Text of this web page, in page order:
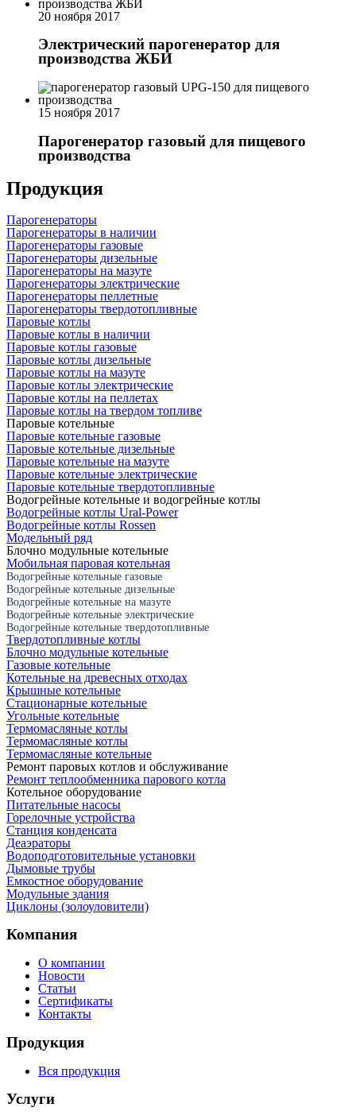
20 ноября 2017
Электрический парогенератор для
производства ЖБИ
15 ноября 2017
Парогенератор газовый для пищевого
производства
Продукция
Парогенераторы
Парогенераторы в наличии
Парогенераторы газовые
Парогенераторы дизельные
Парогенераторы на мазуте
Парогенераторы электрические
Парогенераторы пеллетные
Парогенераторы твердотопливные
Паровые котлы
Паровые котлы в наличии
Паровые котлы газовые
Паровые котлы дизельные
Паровые котлы на мазуте
Паровые котлы электрические
Паровые котлы на пеллетах
Паровые котлы на твердом топливе
Паровые котельные
Паровые котельные газовые
Паровые котельные дизельные
Паровые котельные на мазуте
Паровые котельные электрические
Паровые котельные твердотопливные
Водогрейные котельные и водогрейные котлы
Водогрейные котлы Ural-Power
Водогрейные котлы Rossen
Модельный ряд
Блочно модульные котельные
Мобильная паровая котельная
Водогрейные котельные газовые
Водогрейные котельные дизельные
Водогрейные котельные на мазуте
Водогрейные котельные электрические
Водогрейные котельные твердотопливные
Твердотопливные котлы
Блочно модульные котельные
Газовые котельные
Котельные на древесных отходах
Крышные котельные
Стационарные котельные
Угольные котельные
Термомасляные котлы
Термомасляные котлы
Термомасляные котельные
Ремонт паровых котлов и обслуживание
Ремонт теплообменника парового котла
Котельное оборудование
Питательные насосы
Горелочные устройства
Станция конденсата
Деаэраторы
Водоподготовительные установки
Дымовые трубы
Емкостное оборудование
Mодульные здания
Циклоны (золоуловители)
Компания
О компании
Новости
Статьи
Сертификаты
Контакты
Продукция
Вся продукция
Услуги